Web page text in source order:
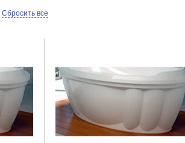
Сбросить все